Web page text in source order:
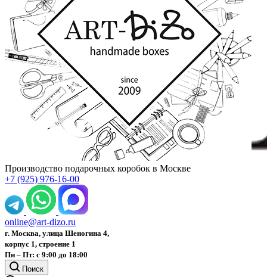
Производство подарочных коробок в Москве
+7 (925) 976-16-00
online@art-dizo.ru
г. Москва, улица Шеногина 4,
корпус 1, строение 1
Пн – Пт: с 9:00 до 18:00
Поиск